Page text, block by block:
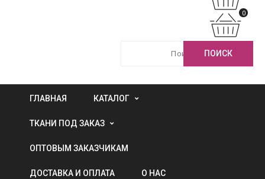
0
ГЛАВНАЯ КАТАЛОГ
ТКАНИ ПОД ЗАКАЗ
ОПТОВЫМ ЗАКАЗЧИКАМ
ДОСТАВКА И ОПЛАТА О НАС